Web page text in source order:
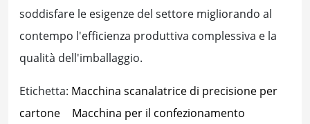
soddisfare le esigenze del settore migliorando al
contempo l'efficienza produttiva complessiva e la
qualità dell'imballaggio.
Etichetta: Macchina scanalatrice di precisione per
cartone
Macchina per il confezionamento